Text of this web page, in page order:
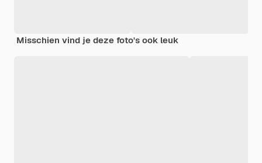
Misschien vind je deze foto's ook leuk